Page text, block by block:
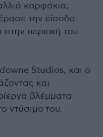
καρφάκια,
την είσοδο
περιοχή του
Studios, και ο
και
βλέμματα
ντύσιμο του.